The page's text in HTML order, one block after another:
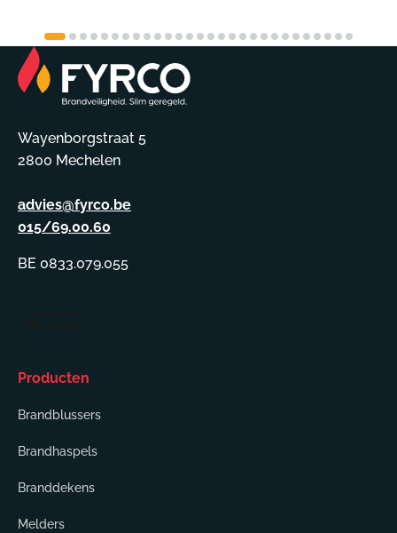
Wayenborgstraat 5
2800 Mechelen
advies@fyrco.be
015/69.00.60
BE 0833.079.055
Producten
Brandblussers
Brandhaspels
Branddekens
Melders